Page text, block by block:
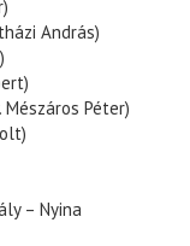
András)
Péter)
– Nyina